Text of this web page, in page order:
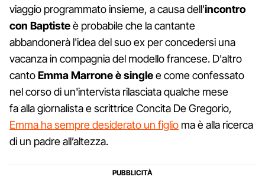
viaggio programmato insieme, a causa dell'incontro
con Baptisteè probabile che la cantante
abbandonerà l'idea del suo ex per concedersi una
vacanza in compagnia del modello francese. D'altro
cantoEmma Marrone è singlee come confessato
nel corso di un'intervista rilasciata qualche mese
fa alla giornalista e scrittrice Concita De Gregorio,
Emma ha sempre desiderato un figlio ma è alla ricerca
di un padre all’altezza.